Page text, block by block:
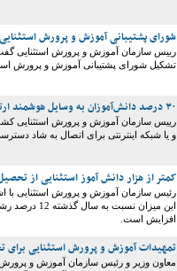
شورای پشتیبانی آموزش و پرورش
رییس سازمان آموزش و پرورش استثنایی
تشکیل شورای پشتیبانی آموزش و پرورش
۳۰ درصد دانش‌آموزان به وسایل هوشمند ارتباطی یا اینترنت دسترسی ندارند
و یا شبکه اینترنتی برای اتصال به شاد
کمتر از هزار دانش آموز استثنایی از
این میزان
افزایش است.
تمهیدات آموزش و پرورش استثنایی برای
معاون وزیر و رئیس سازمان آموزش و